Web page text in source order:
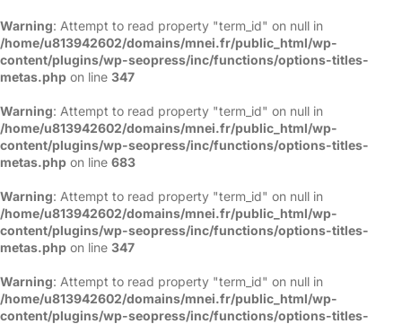
Warning: Attempt to read property "term_id" on null in
/home/u813942602/domains/mnei.fr/public_html/wp-
content/plugins/wp-seopress/inc/functions/options-titles-
metas.php on line 347
Warning: Attempt to read property "term_id" on null in
/home/u813942602/domains/mnei.fr/public_html/wp-
content/plugins/wp-seopress/inc/functions/options-titles-
metas.php on line 683
Warning: Attempt to read property "term_id" on null in
/home/u813942602/domains/mnei.fr/public_html/wp-
content/plugins/wp-seopress/inc/functions/options-titles-
metas.php on line 347
Warning: Attempt to read property "term_id" on null in
/home/u813942602/domains/mnei.fr/public_html/wp-
content/plugins/wp-seopress/inc/functions/options-titles-